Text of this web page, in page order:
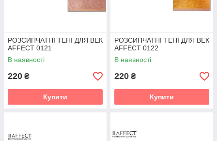
РОЗСИПЧАТНІ ТЕНІ ДЛЯ ВЕК
AFFECT 0121
В наявності
220 ₴
Купити
РОЗСИПЧАТНІ ТЕНІ ДЛЯ ВЕК
AFFECT 0122
В наявності
220 ₴
Купити